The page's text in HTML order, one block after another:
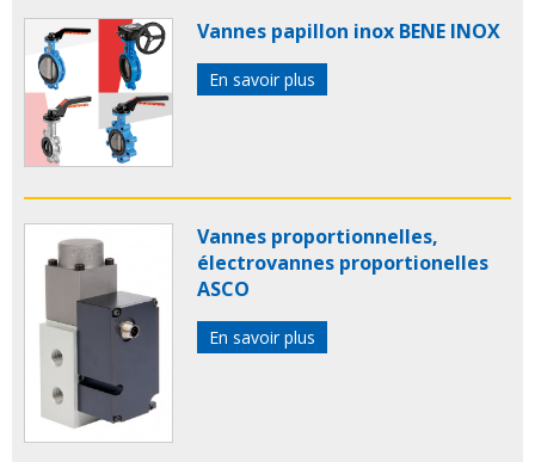
Vannes papillon inox BENE INOX
En savoir plus
Vannes proportionnelles,
électrovannes proportionelles
ASCO
En savoir plus